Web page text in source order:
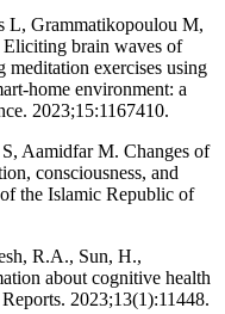
L, Grammatikopoulou M,
brain waves of
exercises using
home environment: a
2023;15:1167410.
Aamidfar M. Changes of
consciousness, and
the Islamic Republic of
R.A., Sun, H.,
about cognitive health
2023;13(1):11448.